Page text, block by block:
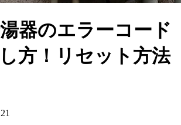
器のエラーコード
方！リセット方法